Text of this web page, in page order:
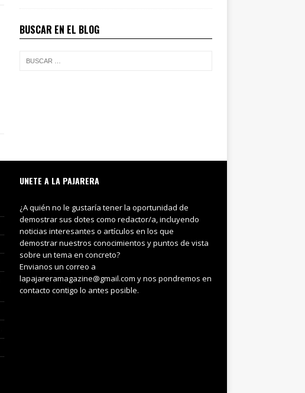
BUSCAR EN EL BLOG
UNETE A LA PAJARERA
¿A quién no le gustaría tener la oportunidad de
demostrar sus dotes como redactor/a, incluyendo
noticias interesantes o artículos en los que
demostrar nuestros conocimientos y puntos de vista
sobre un tema en concreto?
Envianos un correo a
lapajareramagazine@gmail.com y nos pondremos en
contacto contigo lo antes posible.